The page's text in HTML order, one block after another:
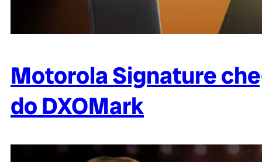
Motorola Signature
do DXOMark